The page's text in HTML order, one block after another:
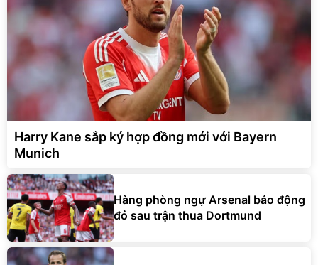
Harry Kane sắp ký hợp đồng mới với Bayern
Munich
Hàng phòng ngự Arsenal báo động
đỏ sau trận thua Dortmund